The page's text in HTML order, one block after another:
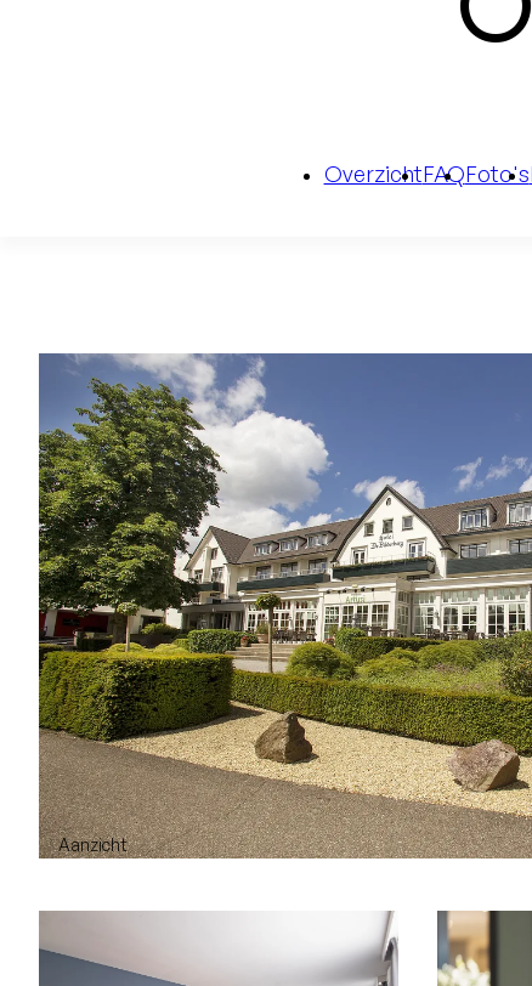
OverzichtFAQFoto's
Aanzicht